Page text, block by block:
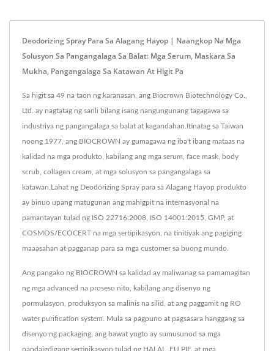
Deodorizing Spray Para Sa Alagang Hayop | Naangkop Na Mga
Solusyon Sa Pangangalaga Sa Balat: Mga Serum, Maskara Sa
Mukha, Pangangalaga Sa Katawan At Higit Pa
Sa higit sa 49 na taon ng karanasan, ang Biocrown Biotechnology Co.,
Ltd. ay nagtatag ng sarili bilang isang nangungunang tagagawa sa
industriya ng pangangalaga sa balat at kagandahan.Itinatag sa Taiwan
noong 1977, ang BIOCROWN ay gumagawa ng iba't ibang mataas na
kalidad na mga produkto, kabilang ang mga serum, face mask, body
scrub, collagen cream, at mga solusyon sa pangangalaga sa
katawan.Lahat ng Deodorizing Spray para sa Alagang Hayop produkto
ay binuo upang matugunan ang mahigpit na internasyonal na
pamantayan tulad ng ISO 22716:2008, ISO 14001:2015, GMP, at
COSMOS/ECOCERT na mga sertipikasyon, na tinitiyak ang pagiging
maaasahan at pagganap para sa mga customer sa buong mundo.
Ang pangako ng BIOCROWN sa kalidad ay maliwanag sa pamamagitan
ng mga advanced na proseso nito, kabilang ang disenyo ng
pormulasyon, produksyon sa malinis na silid, at ang paggamit ng RO
water purification system. Mula sa pagpuno at pagsasara hanggang sa
disenyo ng packaging, ang bawat yugto ay sumusunod sa mga
pandaigdigang sertipikasyon tulad ng HALAL, EU PIF, at mga